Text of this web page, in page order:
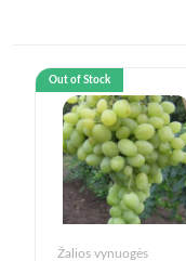
Out of Stock
Žalios vynuogės